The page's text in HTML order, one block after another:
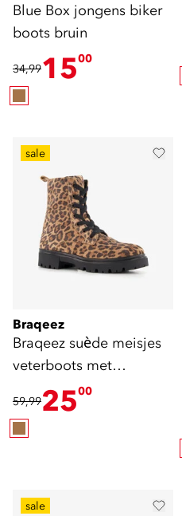
Blue Box jongens biker
boots bruin
34,991500
sale
Braqeez
Braqeez suède meisjes
veterboots met
panterprint bruin
59,992500
sale